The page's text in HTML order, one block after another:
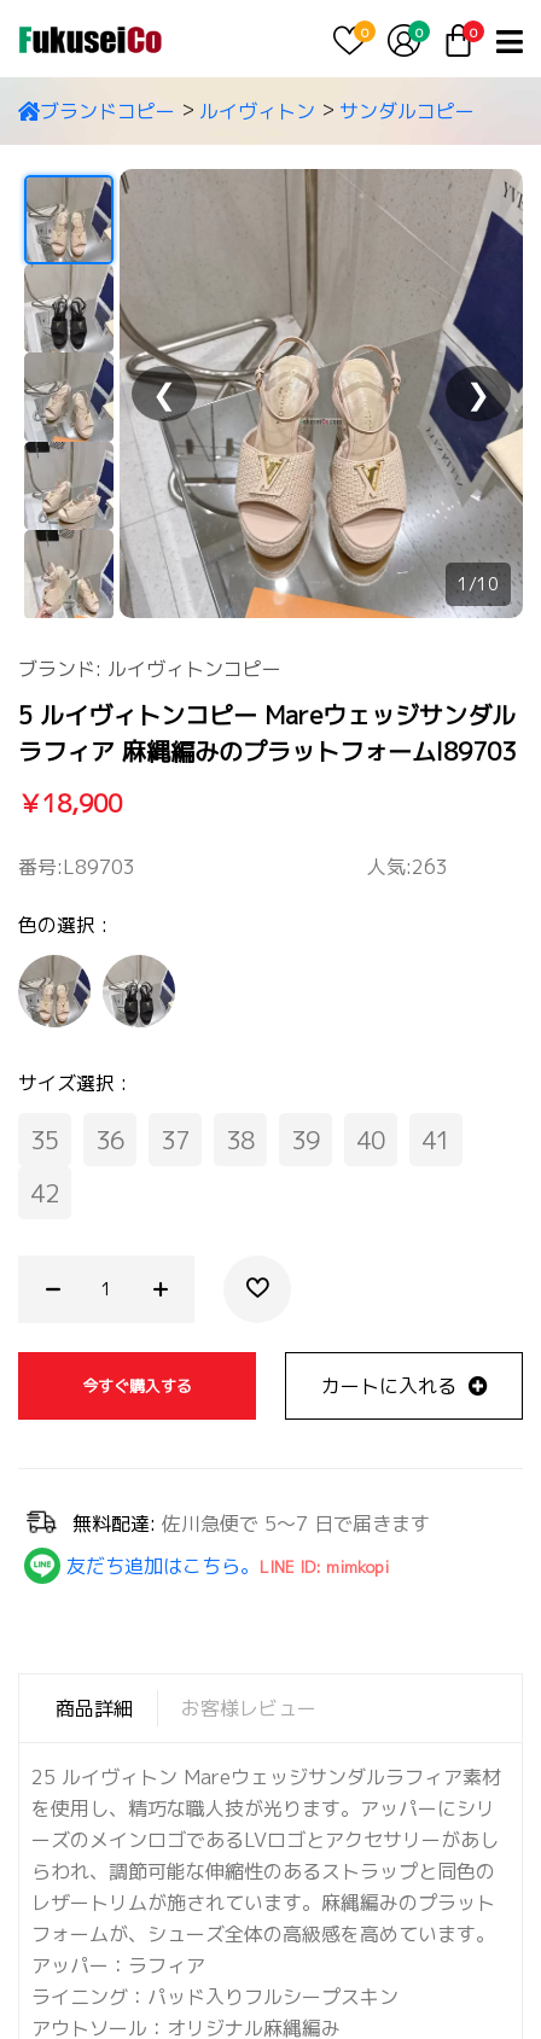
0 0 0
ブランドコピー ルイヴィトン サンダルコピー
❮ ❯
1/10
ブランド: ルイヴィトンコピー
5 ルイヴィトンコピー Mareウェッジサンダル
ラフィア 麻縄編みのプラットフォームl89703
￥18,900
番号:L89703 人気:263
色の選択 :
サイズ選択 :
35 36 37 38 39 40
41
42
今すぐ購入する カートに入れる
無料配達: 佐川急便で 5～7 日で届きます
友だち追加はこちら。 LINE ID: mimkopi
商品詳細 お客様レビュー
25 ルイヴィトン Mareウェッジサンダルラフィア素材
を使用し、精巧な職人技が光ります。アッパーにシリ
ーズのメインロゴであるLVロゴとアクセサリーがあし
らわれ、調節可能な伸縮性のあるストラップと同色の
レザートリムが施されています。麻縄編みのプラット
フォームが、シューズ全体の高級感を高めています。
アッパー：ラフィア
ライニング：パッド入りフルシープスキン
アウトソール：オリジナル麻縄編み